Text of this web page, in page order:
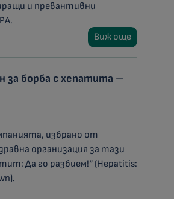
и превантивни
Виж още
за борба с хепатита –
избрано от
организация за тази
Да го разбием!“ (Hepatitis: